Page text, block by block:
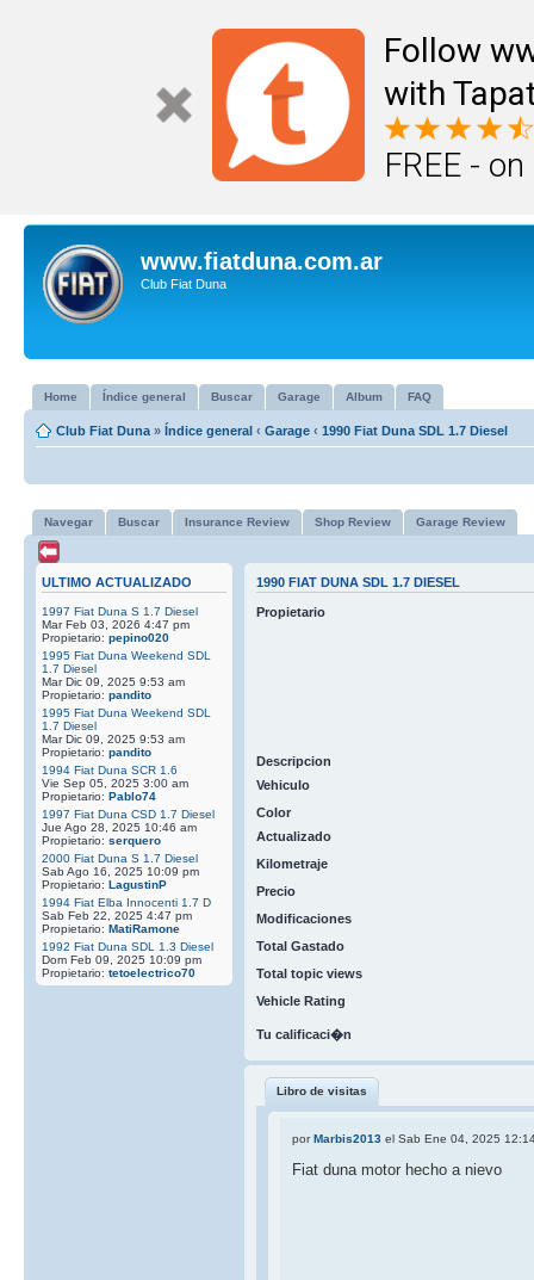
Follow
with
FREE -
www.fiatduna.com.ar
Club Fiat Duna
Home Índice general Buscar Garage Album FAQ
Club Fiat Duna » Índice general ‹ Garage ‹ 1990 Fiat Duna SDL 1.7 Diesel
Navegar Buscar Insurance Review Shop Review Garage Review
ULTIMO ACTUALIZADO
1997 Fiat Duna S 1.7 Diesel
Mar Feb 03, 2026 4:47 pm
Propietario: pepino020
1995 Fiat Duna Weekend SDL
1.7 Diesel
Mar Dic 09, 2025 9:53 am
Propietario: pandito
1995 Fiat Duna Weekend SDL
1.7 Diesel
Mar Dic 09, 2025 9:53 am
Propietario: pandito
1994 Fiat Duna SCR 1.6
Vie Sep 05, 2025 3:00 am
Propietario: Pablo74
1997 Fiat Duna CSD 1.7 Diesel
Jue Ago 28, 2025 10:46 am
Propietario: serquero
2000 Fiat Duna S 1.7 Diesel
Sab Ago 16, 2025 10:09 pm
Propietario: LagustinP
1994 Fiat Elba Innocenti 1.7 D
Sab Feb 22, 2025 4:47 pm
Propietario: MatiRamone
1992 Fiat Duna SDL 1.3 Diesel
Dom Feb 09, 2025 10:09 pm
Propietario: tetoelectrico70
1990 FIAT DUNA SDL 1.7 DIESEL
Propietario
Descripcion
Vehiculo
Color
Actualizado
Kilometraje
Precio
Modificaciones
Total Gastado
Total topic views
Vehicle Rating
Tu calificaci�n
Libro de visitas
porMarbis2013el Sab Ene 04, 2025
Fiat duna motor hecho a nievo